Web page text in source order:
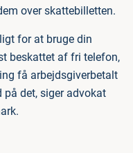
over skattebilletten.
for at bruge din
beskattet af fri telefon,
få arbejdsgiverbetalt
på det, siger advokat